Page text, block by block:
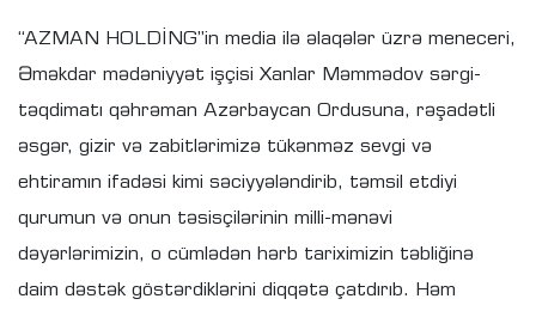
“AZMAN HOLDİNG”in media ilə əlaqələr üzrə meneceri,
Əməkdar mədəniyyət işçisi Xanlar Məmmədov sərgi-
təqdimatı qəhrəman Azərbaycan Ordusuna, rəşadətli
əsgər, gizir və zabitlərimizə tükənməz sevgi və
ehtiramın ifadəsi kimi səciyyələndirib, təmsil etdiyi
qurumun və onun təsisçilərinin milli-mənəvi
dəyərlərimizin, o cümlədən hərb tariximizin təbliğinə
daim dəstək göstərdiklərini diqqətə çatdırıb. Həm